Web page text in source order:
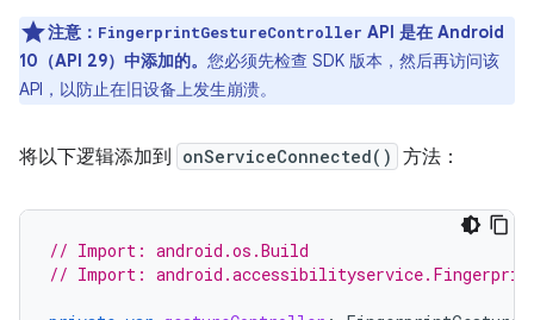
注意： FingerprintGestureController API 是在 Android
10（API 29）中添加的。 您必须先检查 SDK 版本，然后再访问该
API，以防止在旧设备上发生崩溃。
将以下逻辑添加到 onServiceConnected() 方法：
// Import: android.os.Build
// Import: